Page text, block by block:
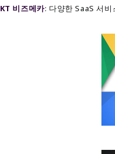
KT 비즈메카: 다양한 SaaS 서